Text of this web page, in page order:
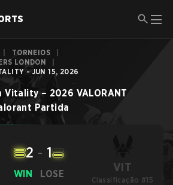
TORNEIOS
LONDON
- JUN 15, 2026
Vitality– 2026 VALORANT
Partida
WIN
2 - 1
LOSE VIT
Classificação #15